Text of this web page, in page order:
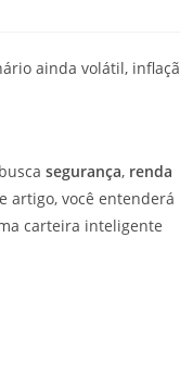
ainda volátil,
segurança, renda
artigo, você entenderá
carteira inteligente